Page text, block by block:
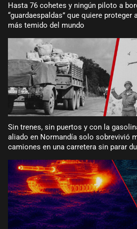
Hasta 76 cohetes y ningún piloto a
“guardaespaldas” que quiere
más temido del mundo
Sin trenes, sin puertos y con la
aliado en Normandía solo sobrevivió
camiones en una carretera sin parar